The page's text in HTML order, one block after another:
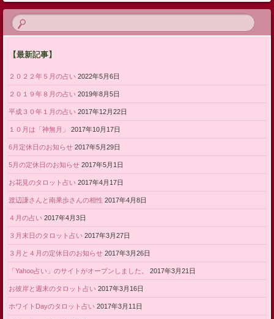
【最新記事】
２０２２年５月の占い 2022年5月6日
２０１９年８月の占い 2019年8月5日
平成３０年１月の占い 2017年12月22日
１０月は「神無月」 2017年10月17日
6月定休日のお知らせ 2017年5月29日
5月の定休日のお知らせ 2017年5月1日
お花見のタロット占い 2017年4月17日
渡辺謙さんと南果歩さんの相性 2017年4月8日
４月の占い 2017年4月3日
３月末日のタロット占い 2017年3月27日
３月と４月の定休日のお知らせ 2017年3月26日
「Yahoo占い」のサイトがオープンしました。 2017年3月21日
お彼岸と週末のタロット占い 2017年3月16日
ホワイトDayのタロット占い 2017年3月11日